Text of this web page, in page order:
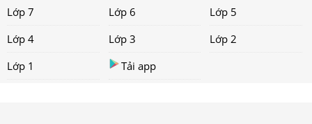
Lớp 7
Lớp 6
Lớp 5
Lớp 4
Lớp 3
Lớp 2
Lớp 1
Tải app